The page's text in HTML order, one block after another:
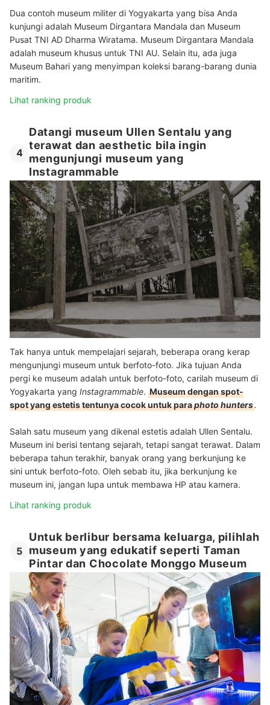
Dua contoh museum militer di Yogyakarta yang bisa Anda
kunjungi adalah Museum Dirgantara Mandala dan Museum
Pusat TNI AD Dharma Wiratama. Museum Dirgantara Mandala
adalah museum khusus untuk TNI AU. Selain itu, ada juga
Museum Bahari yang menyimpan koleksi barang-barang dunia
maritim.
Lihat ranking produk
4
Datangi museum Ullen Sentalu yang
terawat dan aesthetic bila ingin
mengunjungi museum yang
Instagrammable
Sumber: ullensentalu.com
Tak hanya untuk mempelajari sejarah, beberapa orang kerap
mengunjungi museum untuk berfoto-foto. Jika tujuan Anda
pergi ke museum adalah untuk berfoto-foto, carilah museum di
Yogyakarta yang Instagrammable. Museum dengan spot-
spot yang estetis tentunya cocok untuk paraphoto hunters.
Salah satu museum yang dikenal estetis adalah Ullen Sentalu.
Museum ini berisi tentang sejarah, tetapi sangat terawat. Dalam
beberapa tahun terakhir, banyak orang yang berkunjung ke
sini untuk berfoto-foto. Oleh sebab itu, jika berkunjung ke
museum ini, jangan lupa untuk membawa HP atau kamera.
Lihat ranking produk
5
Untuk berlibur bersama keluarga, pilihlah
museum yang edukatif seperti Taman
Pintar dan Chocolate Monggo Museum